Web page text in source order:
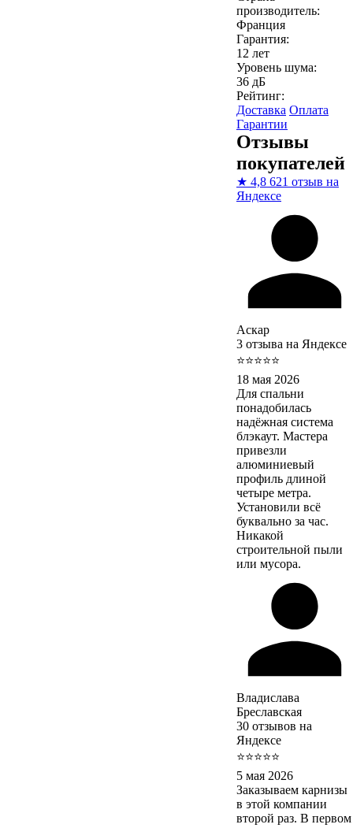
производитель:
Франция
Гарантия:
12 лет
Уровень шума:
36 дБ
Рейтинг:
Доставка Оплата
Гарантии
Отзывы
покупателей
★ 4,8 621 отзыв на
Яндексе
Аскар
3 отзыва на Яндексе
⭐⭐⭐⭐⭐
18 мая 2026
Для спальни
понадобилась
надёжная система
блэкаут. Мастера
привезли
алюминиевый
профиль длиной
четыре метра.
Установили всё
буквально за час.
Никакой
строительной пыли
или мусора.
Владислава
Бреславская
30 отзывов на
Яндексе
⭐⭐⭐⭐⭐
5 мая 2026
Заказываем карнизы
в этой компании
второй раз. В первом